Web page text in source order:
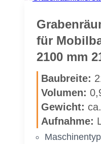
starr
für
Mo­
bag­
ger
|
19–
für
2100 mm
Bau­brei­te:
Vo­lu­men:
Ge­wicht:
Auf­nah­me: